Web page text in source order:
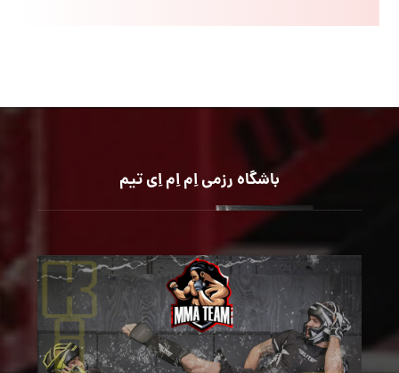
باشگاه رزمی اِم اِم اِی تیم